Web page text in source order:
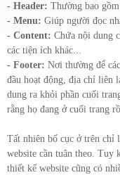
- Header: Thường bao
- Menu: Giúp người đọc
- Content: Chứa nội dung
các tiện ích khác...
- Footer: Nơi thường để
đầu hoạt động, địa chỉ liên
dung ra khỏi phần cuối
rằng họ đang ở cuối trang
Tất nhiên bố cục ở trên chỉ
website cần tuân theo. Tuy
thiết kế website cũng có